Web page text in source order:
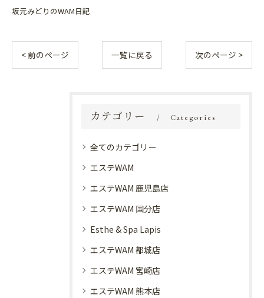
坂元みどりのWAM日記
< 前のページ 一覧に戻る 次のページ >
カテゴリー Categories
全てのカテゴリー
エステWAM
エステWAM 鹿児島店
エステWAM 国分店
Esthe & Spa Lapis
エステWAM 都城店
エステWAM 宮崎店
エステWAM 熊本店